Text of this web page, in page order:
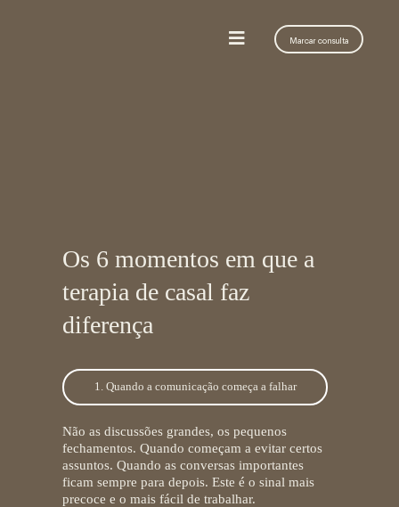
Marcar consulta
Os 6 momentos em que a
terapia de casal faz
diferença
1. Quando a comunicação começa a falhar
Não as discussões grandes, os pequenos
fechamentos. Quando começam a evitar certos
assuntos. Quando as conversas importantes
ficam sempre para depois. Este é o sinal mais
precoce e o mais fácil de trabalhar.